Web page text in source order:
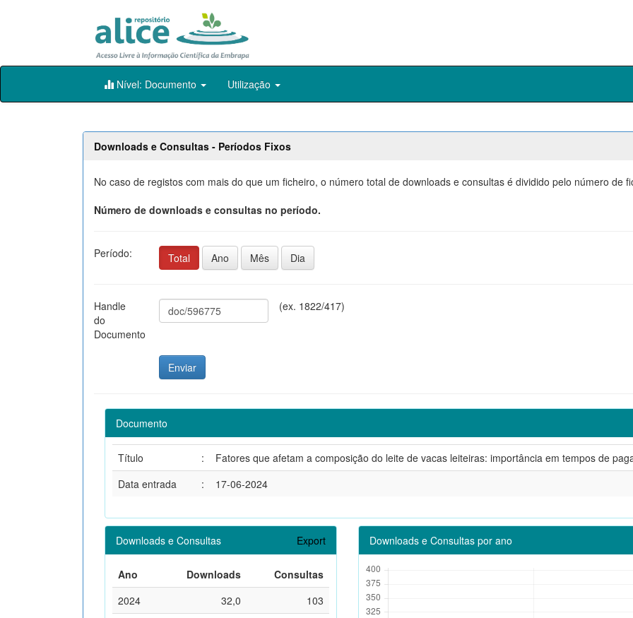
Skip
Nível: Documento Utilização
Downloads e Consultas - Períodos Fixos
No caso de registos com mais do que um ficheiro, o número total de downloads e consultas é dividido pelo número de
Número de downloads e consultas no período.
Período: Total Ano Mês Dia
Handle
do
Documento
(ex. 1822/417)
Documento
Título :
Fatores que afetam a composição do leite de vacas leiteiras: importância em tempos de
Data entrada
: 17-06-2024
Downloads e Consultas Export
Ano Downloads
Consultas
2024
32,0
103
Downloads e Consultas por ano